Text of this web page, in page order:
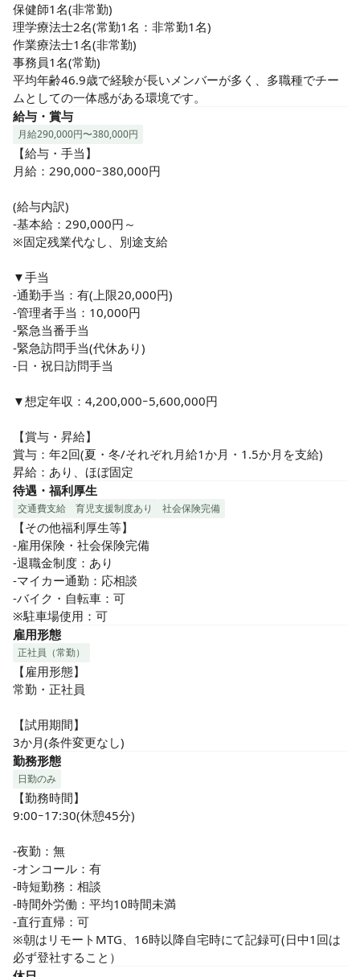
保健師1名(非常勤)
理学療法士2名(常勤1名：非常勤1名)
作業療法士1名(非常勤)
事務員1名(常勤)
平均年齢46.9歳で経験が長いメンバーが多く、多職種でチー
ムとしての一体感がある環境です。
給与・賞与
月給290,000円〜380,000円
【給与・手当】
月給：290,000ｰ380,000円
(給与内訳)
-基本給：290,000円～
※固定残業代なし、別途支給
▼手当
-通勤手当：有(上限20,000円)
-管理者手当：10,000円
-緊急当番手当
-緊急訪問手当(代休あり)
-日・祝日訪問手当
▼想定年収：4,200,000ｰ5,600,000円
【賞与・昇給】
賞与：年2回(夏・冬/それぞれ月給1か月・1.5か月を支給)
昇給：あり、ほぼ固定
待遇・福利厚生
交通費支給 育児支援制度あり 社会保険完備
【その他福利厚生等】
-雇用保険・社会保険完備
-退職金制度：あり
-マイカー通勤：応相談
-バイク・自転車：可
※駐車場使用：可
雇用形態
正社員（常勤）
【雇用形態】
常勤・正社員
【試用期間】
3か月(条件変更なし)
勤務形態
日勤のみ
【勤務時間】
9:00ｰ17:30(休憩45分)
-夜勤：無
-オンコール：有
-時短勤務：相談
-時間外労働：平均10時間未満
-直行直帰：可
※朝はリモートMTG、16時以降自宅時にて記録可(日中1回は
必ず登社すること）